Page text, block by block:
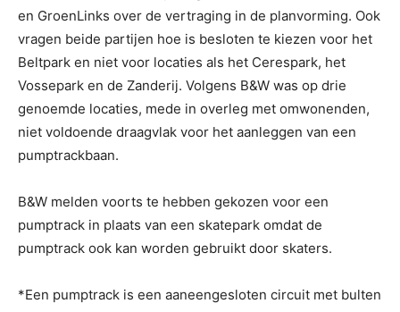
en GroenLinks over de vertraging in de planvorming. Ook
vragen beide partijen hoe is besloten te kiezen voor het
Beltpark en niet voor locaties als het Cerespark, het
Vossepark en de Zanderij. Volgens B&W was op drie
genoemde locaties, mede in overleg met omwonenden,
niet voldoende draagvlak voor het aanleggen van een
pumptrackbaan.
B&W melden voorts te hebben gekozen voor een
pumptrack in plaats van een skatepark omdat de
pumptrack ook kan worden gebruikt door skaters.
*Een pumptrack is een aaneengesloten circuit met bulten